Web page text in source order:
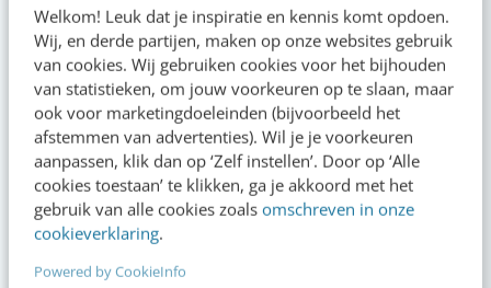
Welkom! Leuk dat je inspiratie en kennis komt opdoen.
Wij, en derde partijen, maken op onze websites gebruik
van cookies. Wij gebruiken cookies voor het bijhouden
van statistieken, om jouw voorkeuren op te slaan, maar
ook voor marketingdoeleinden (bijvoorbeeld het
afstemmen van advertenties). Wil je je voorkeuren
aanpassen, klik dan op ‘Zelf instellen’. Door op ‘Alle
cookies toestaan’ te klikken, ga je akkoord met het
gebruik van alle cookies zoals omschreven in onze
cookieverklaring.
Powered by CookieInfo